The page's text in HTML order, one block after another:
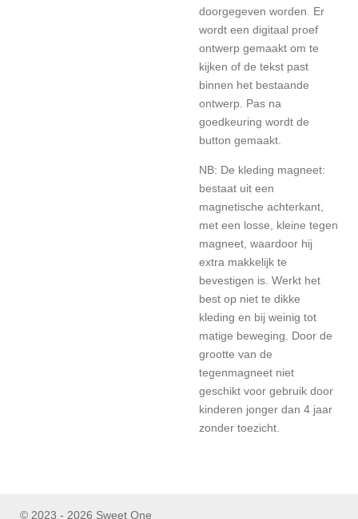
doorgegeven worden. Er
wordt een digitaal proef
ontwerp gemaakt om te
kijken of de tekst past
binnen het bestaande
ontwerp. Pas na
goedkeuring wordt de
button gemaakt.
NB: De kleding magneet:
bestaat uit een
magnetische achterkant,
met een losse, kleine tegen
magneet, waardoor hij
extra makkelijk te
bevestigen is. Werkt het
best op niet te dikke
kleding en bij weinig tot
matige beweging. Door de
grootte van de
tegenmagneet niet
geschikt voor gebruik door
kinderen jonger dan 4 jaar
zonder toezicht.
© 2023 - 2026 Sweet One